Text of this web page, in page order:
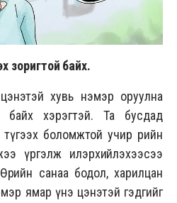
зоригтой байх.
хувь нэмэр оруулна
байх хэрэгтэй. Та бусдад
боломжтой учир өөрийн
үргэлж илэрхийлэхээсээ
санаа бодол, харилцан
ямар үнэ цэнэтэй гэдгийг